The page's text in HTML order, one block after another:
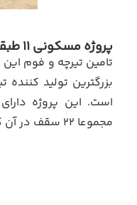
پروژه مسکونی 11 طبقه ای
تامین تیرچه و فوم
بزرگترین تولید
مجموعا 22 سقف در آن کار شده است.